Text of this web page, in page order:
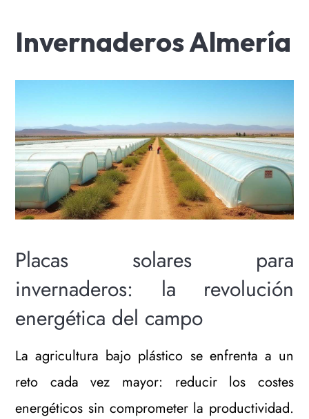
Invernaderos Almería
Placas solares para
invernaderos: la revolución
energética del campo
La agricultura bajo plástico se enfrenta a un
reto cada vez mayor: reducir los costes
energéticos sin comprometer la productividad.